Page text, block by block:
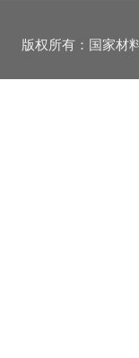
版权所有：国家材